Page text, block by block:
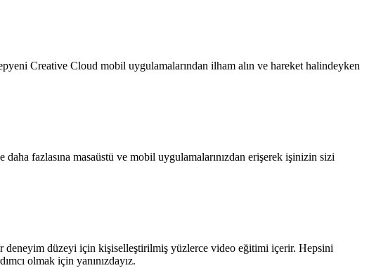
Creative Cloud mobil uygulamalarından ilham alın ve hareket halindeyken
fazlasına masaüstü ve mobil uygulamalarınızdan erişerek işinizin sizi
deneyim düzeyi için kişiselleştirilmiş yüzlerce video eğitimi içerir. Hepsini
olmak için yanınızdayız.